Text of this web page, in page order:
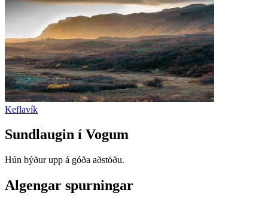
Keflavík
Sundlaugin í Vogum
Hún býður upp á góða aðstöðu.
Algengar spurningar